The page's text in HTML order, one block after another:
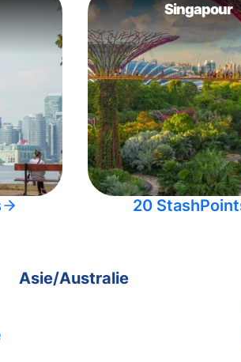
Singapour
20
Asie/Australie